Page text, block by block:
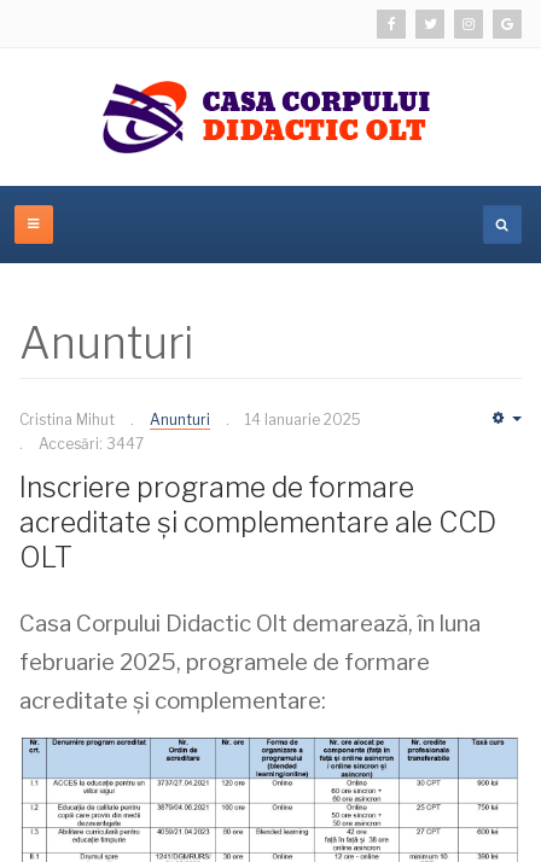
Anunturi
Cristina Mihut Anunturi
14 Ianuarie 2025
Accesări: 3447
Inscriere programe de formare
acreditate și complementare ale CCD
OLT
Casa Corpului Didactic Olt demarează, în luna
februarie 2025, programele de formare
acreditate și complementare: